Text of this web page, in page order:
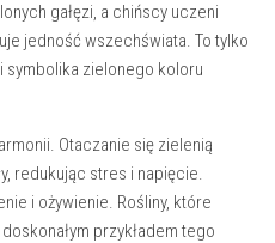
gałęzi, a chińscy ⁤uczeni
⁤jedność wszechświata. To tylko
symbolika zielonego koloru
Otaczanie się zielenią
redukując stres⁤ i napięcie.
i ożywienie. Rośliny,‌ które
przykładem tego